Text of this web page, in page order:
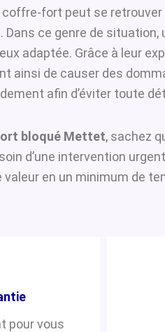
fort peut se
ce genre de situation,
adaptée. Grâce à leur
ainsi de causer des
afin d’éviter toute
bloqué Mettet, sachez
d’une intervention
en un minimum de
pour vous